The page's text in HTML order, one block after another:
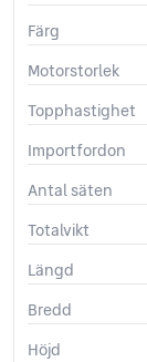
Färg
Motorstorlek
Topphastighet
Importfordon
Antal säten
Totalvikt
Längd
Bredd
Höjd